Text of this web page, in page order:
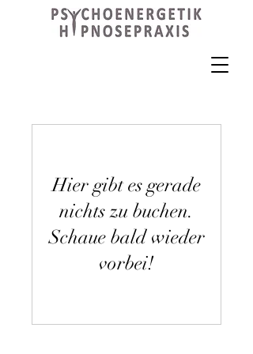
Hier gibt es gerade
nichts zu buchen.
Schaue bald wieder
vorbei!